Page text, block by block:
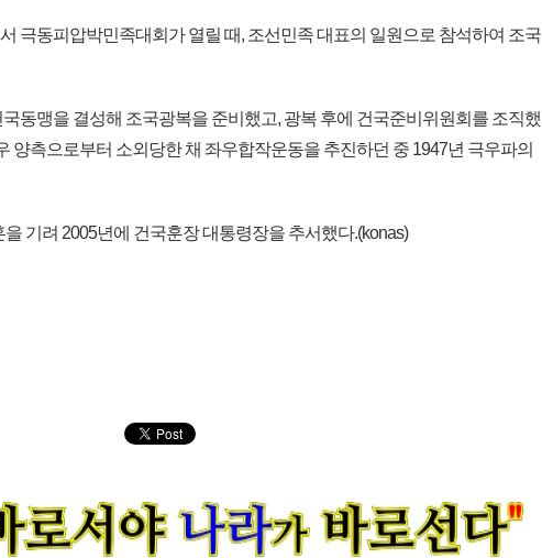
극동피압박민족대회가 열릴 때, 조선민족 대표의 일원으로 참석하여 조국
동맹을 결성해 조국광복을 준비했고, 광복 후에 건국준비위원회를 조직했
양측으로부터 소외당한 채 좌우합작운동을 추진하던 중 1947년 극우파의
기려 2005년에 건국훈장 대통령장을 추서했다.(konas)